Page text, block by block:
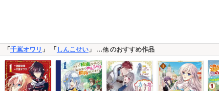
「千嶌オワリ 」 「しんこせい 」 …他のおすすめ作品